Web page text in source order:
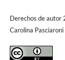
Derechos de autor
Carolina Pasciaroni